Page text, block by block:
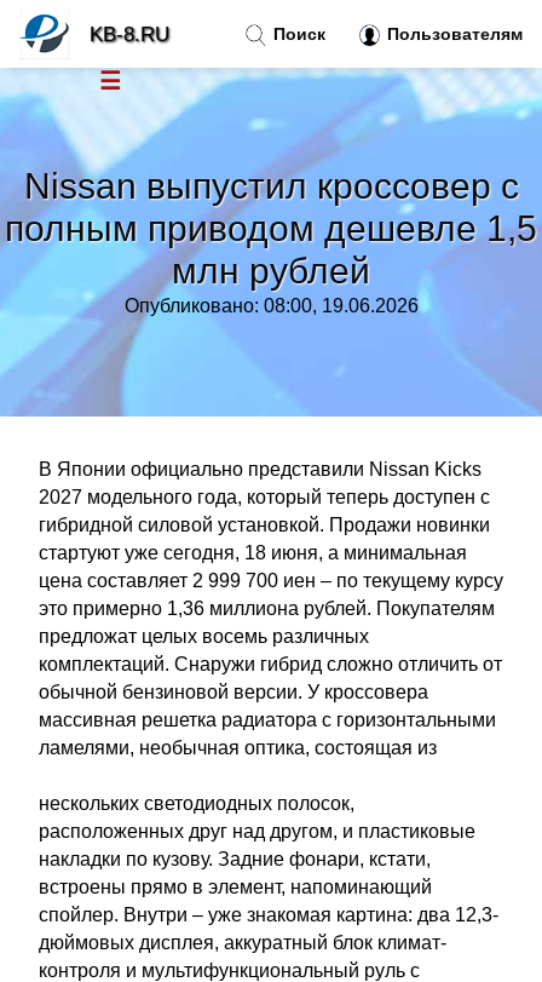
Nissan выпустил кроссовер с
полным приводом дешевле 1,5
млн рублей
Опубликовано: 08:00, 19.06.2026
В Японии официально представили Nissan Kicks
2027 модельного года, который теперь доступен с
гибридной силовой установкой. Продажи новинки
стартуют уже сегодня, 18 июня, а минимальная
цена составляет 2 999 700 иен – по текущему курсу
это примерно 1,36 миллиона рублей. Покупателям
предложат целых восемь различных
комплектаций. Снаружи гибрид сложно отличить от
обычной бензиновой версии. У кроссовера
массивная решетка радиатора с горизонтальными
ламелями, необычная оптика, состоящая из
нескольких светодиодных полосок,
расположенных друг над другом, и пластиковые
накладки по кузову. Задние фонари, кстати,
встроены прямо в элемент, напоминающий
спойлер. Внутри – уже знакомая картина: два 12,3-
дюймовых дисплея, аккуратный блок климат-
контроля и мультифункциональный руль с
Поиск Пользователям
KB-8.RU
☰
Новости
Тренды новостей»
»
Правила »
Контакт»